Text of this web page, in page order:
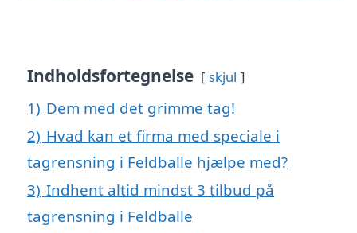
Indholdsfortegnelse skjul
1) Dem med det grimme tag!
2) Hvad kan et firma med speciale i
tagrensning i Feldballe hjælpe med?
3) Indhent altid mindst 3 tilbud på
tagrensning i Feldballe